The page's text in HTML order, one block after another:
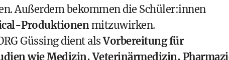
Außerdem bekommen die Schüler:innen
Produktionen mitzuwirken.
Güssing dient alsVorbereitung für
wie Medizin, Veterinärmedizin,